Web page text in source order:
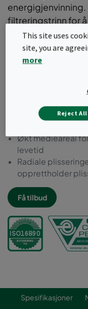
filtreringstrinn for
formede filter og
rent.
Plastramme for
Forfilter ePM10
Lang levetid,
Økt medieareal
levetid
Radiale
opprettholder
Få tilbud
Spesifikasjoner
This site uses
site, you are
more
Reject All